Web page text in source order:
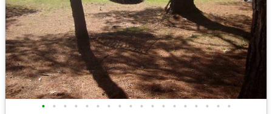
• • • • • • • • • • • • • • • • • •